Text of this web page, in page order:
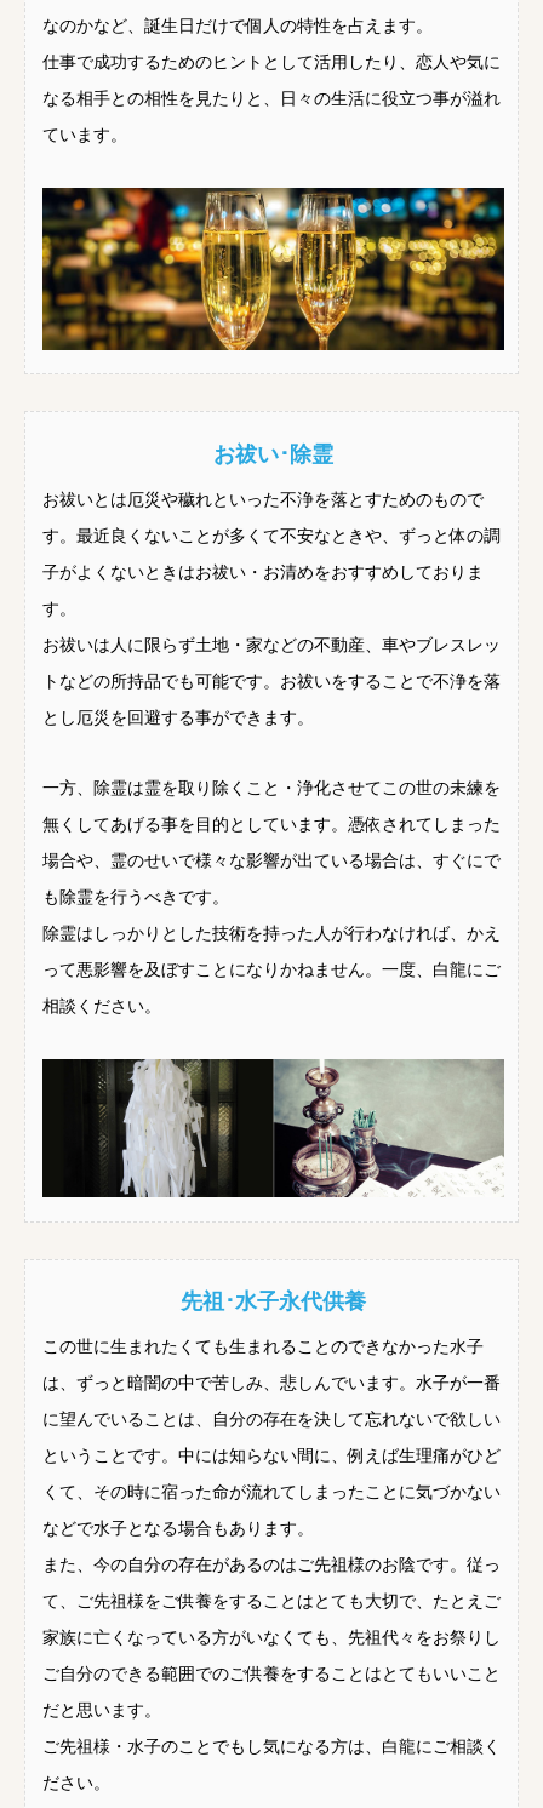
なのかなど、誕生日だけで個人の特性を占えます。
仕事で成功するためのヒントとして活用したり、恋人や気に
なる相手との相性を見たりと、日々の生活に役立つ事が溢れ
ています。
お祓い･除霊
お祓いとは厄災や穢れといった不浄を落とすためのもので
す。最近良くないことが多くて不安なときや、ずっと体の調
子がよくないときはお祓い・お清めをおすすめしておりま
す。
お祓いは人に限らず土地・家などの不動産、車やブレスレッ
トなどの所持品でも可能です。お祓いをすることで不浄を落
とし厄災を回避する事ができます。
一方、除霊は霊を取り除くこと・浄化させてこの世の未練を
無くしてあげる事を目的としています。憑依されてしまった
場合や、霊のせいで様々な影響が出ている場合は、すぐにで
も除霊を行うべきです。
除霊はしっかりとした技術を持った人が行わなければ、かえ
って悪影響を及ぼすことになりかねません。一度、白龍にご
相談ください。
先祖･水子永代供養
この世に生まれたくても生まれることのできなかった水子
は、ずっと暗闇の中で苦しみ、悲しんでいます。水子が一番
に望んでいることは、自分の存在を決して忘れないで欲しい
ということです。中には知らない間に、例えば生理痛がひど
くて、その時に宿った命が流れてしまったことに気づかない
などで水子となる場合もあります。
また、今の自分の存在があるのはご先祖様のお陰です。従っ
て、ご先祖様をご供養をすることはとても大切で、たとえご
家族に亡くなっている方がいなくても、先祖代々をお祭りし
ご自分のできる範囲でのご供養をすることはとてもいいこと
だと思います。
ご先祖様・水子のことでもし気になる方は、白龍にご相談く
ださい。